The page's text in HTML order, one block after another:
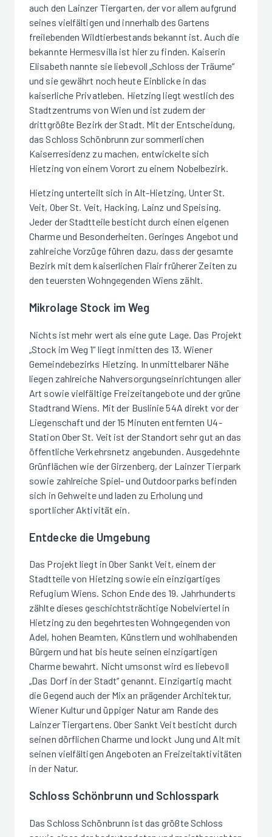
auch den Lainzer Tiergarten, der vor allem aufgrund
seines vielfältigen und innerhalb des Gartens
freilebenden Wildtierbestands bekannt ist. Auch die
bekannte Hermesvilla ist hier zu finden. Kaiserin
Elisabeth nannte sie liebevoll „Schloss der Träume“
und sie gewährt noch heute Einblicke in das
kaiserliche Privatleben. Hietzing liegt westlich des
Stadtzentrums von Wien und ist zudem der
drittgrößte Bezirk der Stadt. Mit der Entscheidung,
das Schloss Schönbrunn zur sommerlichen
Kaiserresidenz zu machen, entwickelte sich
Hietzing von einem Vorort zu einem Nobelbezirk.
Hietzing unterteilt sich in Alt-Hietzing, Unter St.
Veit, Ober St. Veit, Hacking, Lainz und Speising.
Jeder der Stadtteile besticht durch einen eigenen
Charme und Besonderheiten. Geringes Angebot und
zahlreiche Vorzüge führen dazu, dass der gesamte
Bezirk mit dem kaiserlichen Flair früherer Zeiten zu
den teuersten Wohngegenden Wiens zählt.
Mikrolage Stock im Weg
Nichts ist mehr wert als eine gute Lage. Das Projekt
„Stock im Weg 1“ liegt inmitten des 13. Wiener
Gemeindebezirks Hietzing. In unmittelbarer Nähe
liegen zahlreiche Nahversorgungseinrichtungen aller
Art sowie vielfältige Freizeitangebote und der grüne
Stadtrand Wiens. Mit der Buslinie 54A direkt vor der
Liegenschaft und der 15 Minuten entfernten U4-
Station Ober St. Veit ist der Standort sehr gut an das
öffentliche Verkehrsnetz angebunden. Ausgedehnte
Grünflächen wie der Girzenberg, der Lainzer Tierpark
sowie zahlreiche Spiel- und Outdoorparks befinden
sich in Gehweite und laden zu Erholung und
sportlicher Aktivität ein.
Entdecke die Umgebung
Das Projekt liegt in Ober Sankt Veit, einem der
Stadtteile von Hietzing sowie ein einzigartiges
Refugium Wiens. Schon Ende des 19. Jahrhunderts
zählte dieses geschichtsträchtige Nobelviertel in
Hietzing zu den begehrtesten Wohngegenden von
Adel, hohen Beamten, Künstlern und wohlhabenden
Bürgern und hat bis heute seinen einzigartigen
Charme bewahrt. Nicht umsonst wird es liebevoll
„Das Dorf in der Stadt“ genannt. Einzigartig macht
die Gegend auch der Mix an prägender Architektur,
Wiener Kultur und üppiger Natur am Rande des
Lainzer Tiergartens. Ober Sankt Veit besticht durch
seinen dörflichen Charme und lockt Jung und Alt mit
seinen vielfältigen Angeboten an Freizeitaktivitäten
in der Natur.
Schloss Schönbrunn und Schlosspark
Das Schloss Schönbrunn ist das größte Schloss